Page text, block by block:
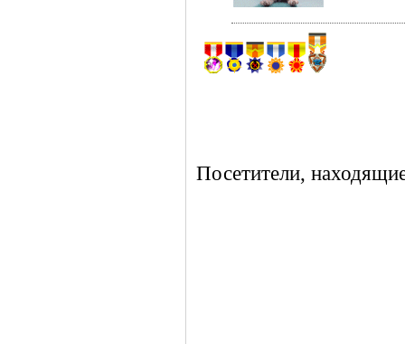
Посетители,